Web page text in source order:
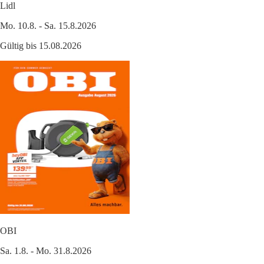
Lidl
Mo. 10.8. - Sa. 15.8.2026
Gültig bis 15.08.2026
OBI
Sa. 1.8. - Mo. 31.8.2026